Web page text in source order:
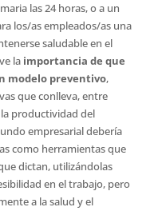
las 24 horas, o a un
los/as empleados/as una
saludable en el
la importancia de que
modelo preventivo,
que conlleva, entre
la productividad del
empresarial debería
como herramientas que
dictan, utilizándolas
en el trabajo, pero
a la salud y el